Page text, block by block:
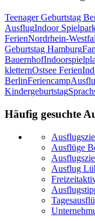
Teenager Geburtstag
AusflugIndoor
FerienNordrhein-
Geburtstag Hamburg
Bauernhof
kletternOstsee Ferien
BerlinFeriencamp
Kindergeburtstag
Häufig gesuchte
Ausflüge
Ausflug